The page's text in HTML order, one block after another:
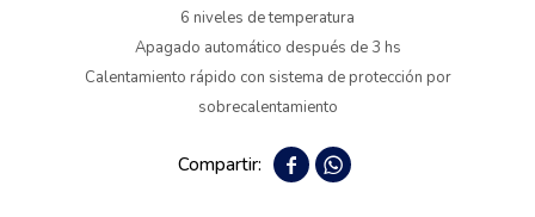
6 niveles de temperatura
Apagado automático después de 3 hs
Calentamiento rápido con sistema de protección por
sobrecalentamiento
 